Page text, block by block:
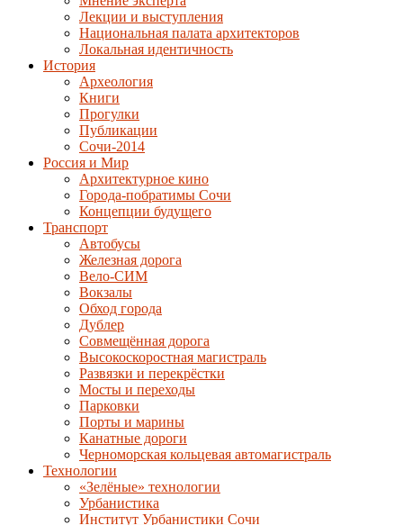
Лекции и выступления
Национальная палата архитекторов
Локальная идентичность
История
Археология
Книги
Прогулки
Публикации
Сочи-2014
Россия и Мир
Архитектурное кино
Города-побратимы Сочи
Концепции будущего
Транспорт
Автобусы
Железная дорога
Вело-СИМ
Вокзалы
Обход города
Дублер
Совмещённая дорога
Высокоскоростная магистраль
Развязки и перекрёстки
Мосты и переходы
Парковки
Порты и марины
Канатные дороги
Черноморская кольцевая автомагистраль
Технологии
«Зелёные» технологии
Урбанистика
Институт Урбанистики Сочи